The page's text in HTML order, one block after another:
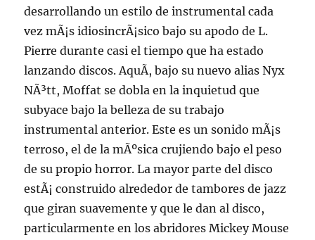
desarrollando un estilo de instrumental cada
vez mÃ¡s idiosincrÃ¡sico bajo su apodo de L.
Pierre durante casi el tiempo que ha estado
lanzando discos. AquÃ­, bajo su nuevo alias Nyx
NÃ³tt, Moffat se dobla en la inquietud que
subyace bajo la belleza de su trabajo
instrumental anterior. Este es un sonido mÃ¡s
terroso, el de la mÃºsica crujiendo bajo el peso
de su propio horror. La mayor parte del disco
estÃ¡ construido alrededor de tambores de jazz
que giran suavemente y que le dan al disco,
particularmente en los abridores Mickey Mouse